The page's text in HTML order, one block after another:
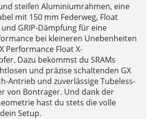
steifen Aluminiumrahmen, eine
mit 150 mm Federweg, Float
GRIP-Dämpfung für eine
bei kleineren Unebenheiten
Performance Float X-
Dazu bekommst du SRAMs
und präzise schaltenden GX
Antrieb und zuverlässige Tubeless-
von Bontrager. Und dank der
hast du stets die volle
Setup.